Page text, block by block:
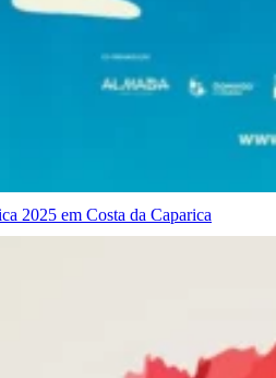
2025 em Costa da Caparica